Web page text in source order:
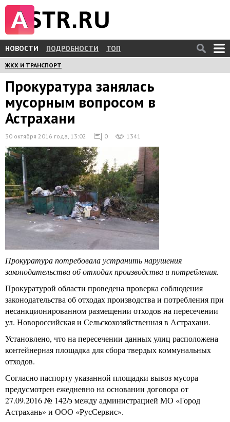
НОВОСТИ ПОДРОБНОСТИ ТОП
ЖКХ И ТРАНСПОРТ
Прокуратура занялась
мусорным вопросом в
Астрахани
30 октября 2016 года, 13:02 0 1341
Прокуратура потребовала устранить нарушения
законодательства об отходах производства и потребления.
Прокуратурой области проведена проверка соблюдения
законодательства об отходах производства и потребления при
несанкционированном размещении отходов на пересечении
ул. Новороссийская и Сельскохозяйственная в Астрахани.
Установлено, что на пересечении данных улиц расположена
контейнерная площадка для сбора твердых коммунальных
отходов.
Согласно паспорту указанной площадки вывоз мусора
предусмотрен ежедневно на основании договора от
27.09.2016 № 142/э между администрацией МО «Город
Астрахань» и ООО «РусСервис».